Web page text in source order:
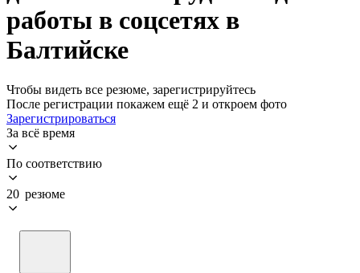
работы в соцсетях в
Балтийске
Чтобы видеть все резюме, зарегистрируйтесь
После регистрации покажем ещё 2 и откроем фото
Зарегистрироваться
За всё время
По соответствию
20 резюме